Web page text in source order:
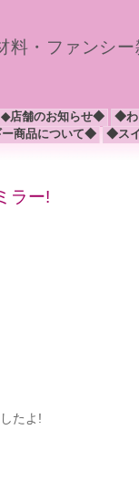
料・ファンシ
◆店舗のお知らせ◆ ◆わ
商品について◆ ◆ス
ラー!
たよ!